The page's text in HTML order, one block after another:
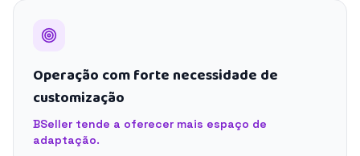
Operação com forte necessidade de
customização
BSeller tende a oferecer mais espaço de
adaptação.